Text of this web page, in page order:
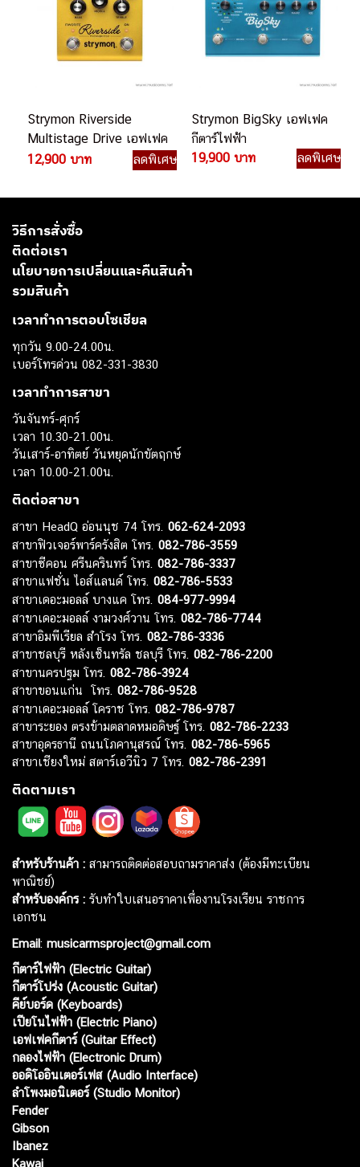
Strymon Riverside
Multistage Drive เอฟเฟค
กีตาร์ไฟฟ้า
12,900 บาท ลดพิเศษ
Strymon BigSky เอฟเฟค
กีตาร์ไฟฟ้า
19,900 บาท
ลดพิเศษ
วิธีการสั่งซื้อ
ติดต่อเรา
นโยบายการเปลี่ยนและคืนสินค้า
รวมสินค้า
เวลาทำการตอบโซเชียล
ทุกวัน 9.00-24.00น.
เบอร์โทรด่วน 082-331-3830
เวลาทำการสาขา
วันจันทร์-ศุกร์
เวลา 10.30-21.00น.
วันเสาร์-อาทิตย์ วันหยุดนักขัตฤกษ์
เวลา 10.00-21.00น.
ติดต่อสาขา
สาขา HeadQ อ่อนนุช 74 โทร. 062-624-2093
สาขาฟิวเจอร์พาร์ครังสิต โทร. 082-786-3559
สาขาซีคอน ศรีนครินทร์ โทร. 082-786-3337
สาขาแฟชั่น ไอส์แลนด์ โทร. 082-786-5533
สาขาเดอะมอลล์ บางแค โทร. 084-977-9994
สาขาเดอะมอลล์ งามวงศ์วาน โทร. 082-786-7744
สาขาอิมพีเรียล สำโรง โทร. 082-786-3336
สาขาชลบุรี หลังเซ็นทรัล ชลบุรี โทร. 082-786-2200
สาขานครปฐม โทร. 082-786-3924
สาขาขอนแก่น โทร. 082-786-9528
สาขาเดอะมอลล์ โคราช โทร. 082-786-9787
สาขาระยอง ตรงข้ามตลาดหมอดิษฐ์ โทร. 082-786-2233
สาขาอุดรธานี ถนนโภคานุสรณ์ โทร. 082-786-5965
สาขาเชียงใหม่ สตาร์เอวีนิว 7 โทร. 082-786-2391
ติดตามเรา
สำหรับร้านค้า : สามารถติดต่อสอบถามราคาส่ง (ต้องมีทะเบียน
พาณิชย์)
สำหรับองค์กร : รับทำใบเสนอราคาเพื่องานโรงเรียน ราชการ
เอกชน
Email: musicarmsproject@gmail.com
กีตาร์ไฟฟ้า (Electric Guitar)
กีตาร์โปร่ง (Acoustic Guitar)
คีย์บอร์ด (Keyboards)
เปียโนไฟฟ้า (Electric Piano)
เอฟเฟคกีตาร์ (Guitar Effect)
กลองไฟฟ้า (Electronic Drum)
ออดิโออินเตอร์เฟส (Audio Interface)
ลำโพงมอนิเตอร์ (Studio Monitor)
Fender
Gibson
Ibanez
Kawai